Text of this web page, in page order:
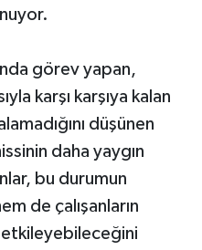
görev yapan,
karşı karşıya kalan
düşünen
daha yaygın
bu durumun
de çalışanların